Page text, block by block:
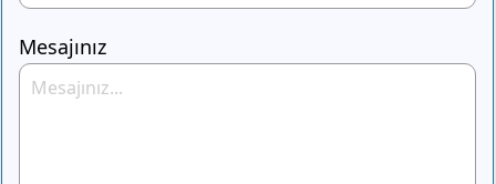
Mesajınız